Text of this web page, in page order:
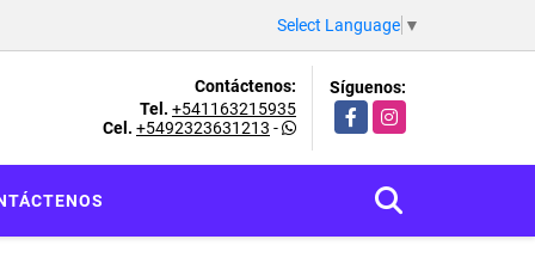
Select Language ▼
Contáctenos:
Tel. +541163215935
Cel. +5492323631213 -
Síguenos:
FacebookInstagram